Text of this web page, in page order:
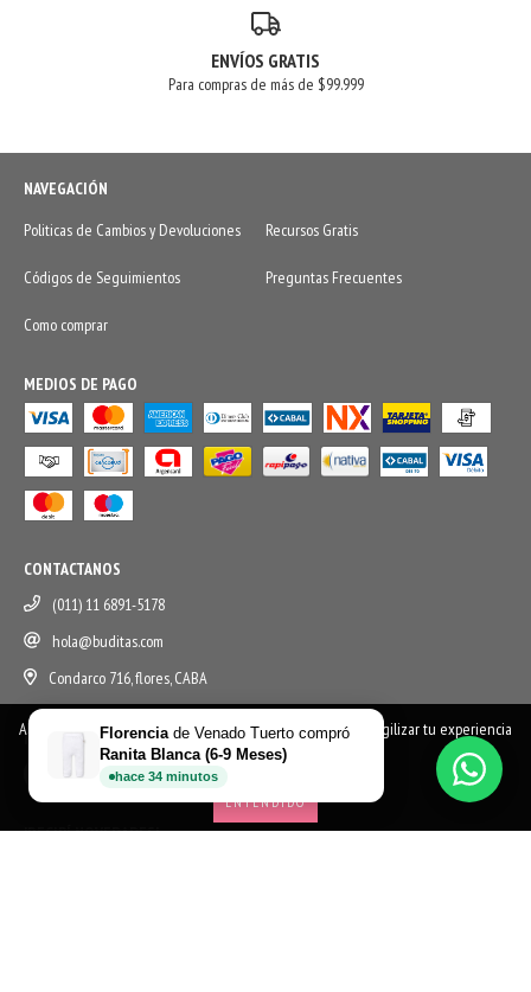
Al navegar por este sitio aceptás el uso de cookiespara agilizar tu experiencia
de compra.
ENTENDIDO
ENVÍOS GRATIS
Para compras de más de $99.999
NAVEGACIÓN
Politicas de Cambios y Devoluciones
Recursos Gratis
Códigos de Seguimientos Preguntas Frecuentes
Como comprar
MEDIOS DE PAGO
CONTACTANOS
(011) 11 6891-5178
hola@buditas.com
Condarco 716, flores, CABA
REDES SOCIALES
!RECIBÍ NOVEDADES!
Florencia de Venado Tuerto compró
Ranita Blanca (6-9 Meses)
hace 34 minutos